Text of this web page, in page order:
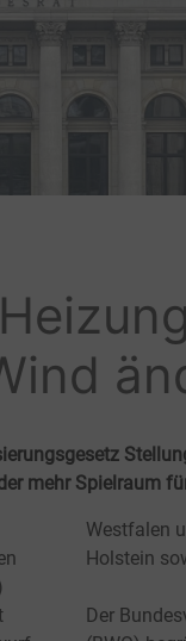
mehr Spielraum
Westfalen
Holstein
Der